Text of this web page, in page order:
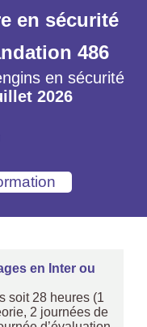
en sécurité
486
en sécurité
2026
en Inter ou
soit 28 heures (1
2 journées de